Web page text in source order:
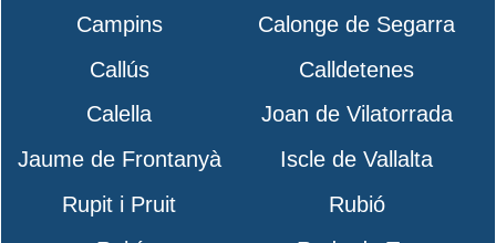
Campins
Calonge de Segarra
Callús
Calldetenes
Calella
Joan de Vilatorrada
Jaume de Frontanyà
Iscle de Vallalta
Rupit i Pruit
Rubió